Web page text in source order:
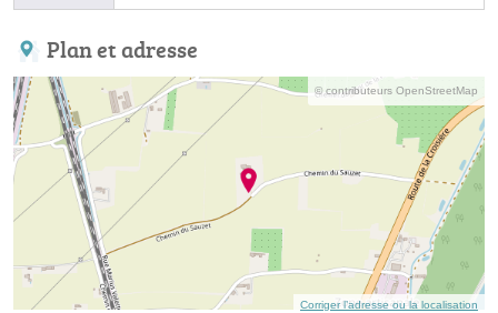
Plan et adresse
© contributeurs OpenStreetMap
Corriger l’adresse ou la localisation